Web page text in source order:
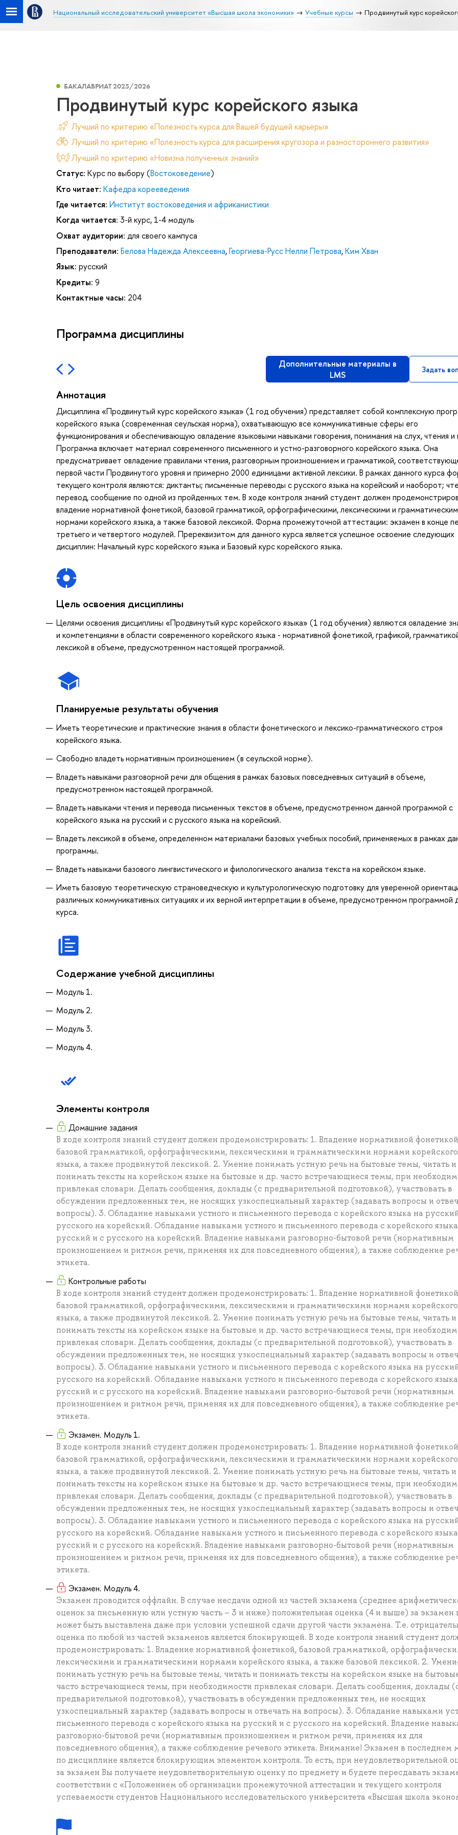
Национальный исследовательский университет «Высшая школа экономики» Учебные курсы Продвинутый курс
БАКАЛАВРИАТ 2025/2026
Продвинутый курс корейского языка
Лучший по критерию «Полезность курса для Вашей будущей карьеры»
Лучший по критерию «Полезность курса для расширения кругозора и разностороннего развития»
Лучший по критерию «Новизна полученных знаний»
Статус: Курс по выбору (Востоковедение)
Кто читает: Кафедра корееведения
Где читается: Институт востоковедения и африканистики
Когда читается: 3-й курс, 1-4 модуль
Охват аудитории: для своего кампуса
Преподаватели: Белова Надежда Алексеевна,Георгиева-Русс Нелли Петрова,Ким Хван
Язык: русский
Кредиты: 9
Контактные часы: 204
Программа дисциплины
Дополнительные материалы в
LMS
Задать
Аннотация
Дисциплина «Продвинутый курс корейского языка» (1 год обучения) представляет собой комплексную
корейского языка (современная сеульская норма), охватывающую все коммуникативные сферы его
функционирования и обеспечивающую овладение языковыми навыками говорения, понимания на слух, чтения и
Программа включает материал современного письменного и устно-разговорного корейского языка. Она
предусматривает овладение правилами чтения, разговорным произношением и грамматикой,
первой части Продвинутого уровня и примерно 2000 единицами активной лексики. В рамках данного курса
текущего контроля являются: диктанты; письменные переводы с русского языка на корейский и наоборот;
перевод, сообщение по одной из пройденных тем. В ходе контроля знаний студент должен
владение нормативной фонетикой, базовой грамматикой, орфографическими, лексическими и
нормами корейского языка, а также базовой лексикой. Форма промежуточной аттестации: экзамен в конце
третьего и четвертого модулей. Пререквизитом для данного курса является успешное освоение следующих
дисциплин: Начальный курс корейского языка и Базовый курс корейского языка.
Цель освоения дисциплины
Целями освоения дисциплины «Продвинутый курс корейского языка» (1 год обучения) являются овладение
и компетенциями в области современного корейского языка - нормативной фонетикой, графикой,
лексикой в объеме, предусмотренном настоящей программой.
Планируемые результаты обучения
Иметь теоретические и практические знания в области фонетического и лексико-грамматического строя
корейского языка.
Свободно владеть нормативным произношением (в сеульской норме).
Владеть навыками разговорной речи для общения в рамках базовых повседневных ситуаций в объеме,
предусмотренном настоящей программой.
Владеть навыками чтения и перевода письменных текстов в объеме, предусмотренном данной программой с
корейского языка на русский и с русского языка на корейский.
Владеть лексикой в объеме, определенном материалами базовых учебных пособий, применяемых в рамках
программы.
Владеть навыками базового лингвистического и филологического анализа текста на корейском языке.
Иметь базовую теоретическую страноведческую и культурологическую подготовку для уверенной
различных коммуникативных ситуациях и их верной интерпретации в объеме, предусмотренном программой
курса.
Содержание учебной дисциплины
Модуль 1.
Модуль 2.
Модуль 3.
Модуль 4.
Элементы контроля
Домашние задания
В ходе контроля знаний студент должен продемонстрировать: 1. Владение нормативной
базовой грамматикой, орфографическими, лексическими и грамматическими нормами корейского
языка, а также продвинутой лексикой. 2. Умение понимать устную речь на бытовые темы, читать и
понимать тексты на корейском языке на бытовые и др. часто встречающиеся темы, при
привлекая словари. Делать сообщения, доклады (с предварительной подготовкой), участвовать в
обсуждении предложенных тем, не носящих узкоспециальный характер (задавать вопросы и
вопросы). 3. Обладание навыками устного и письменного перевода с корейского языка на
русского на корейский. Обладание навыками устного и письменного перевода с корейского
русский и с русского на корейский. Владение навыками разговорно-бытовой речи (нормативным
произношением и ритмом речи, применяя их для повседневного общения), а также соблюдение
этикета.
Контрольные работы
В ходе контроля знаний студент должен продемонстрировать: 1. Владение нормативной
базовой грамматикой, орфографическими, лексическими и грамматическими нормами корейского
языка, а также продвинутой лексикой. 2. Умение понимать устную речь на бытовые темы, читать и
понимать тексты на корейском языке на бытовые и др. часто встречающиеся темы, при
привлекая словари. Делать сообщения, доклады (с предварительной подготовкой), участвовать в
обсуждении предложенных тем, не носящих узкоспециальный характер (задавать вопросы и
вопросы). 3. Обладание навыками устного и письменного перевода с корейского языка на
русского на корейский. Обладание навыками устного и письменного перевода с корейского
русский и с русского на корейский. Владение навыками разговорно-бытовой речи (нормативным
произношением и ритмом речи, применяя их для повседневного общения), а также соблюдение
этикета.
Экзамен. Модуль 1.
В ходе контроля знаний студент должен продемонстрировать: 1. Владение нормативной
базовой грамматикой, орфографическими, лексическими и грамматическими нормами корейского
языка, а также продвинутой лексикой. 2. Умение понимать устную речь на бытовые темы, читать и
понимать тексты на корейском языке на бытовые и др. часто встречающиеся темы, при
привлекая словари. Делать сообщения, доклады (с предварительной подготовкой), участвовать в
обсуждении предложенных тем, не носящих узкоспециальный характер (задавать вопросы и
вопросы). 3. Обладание навыками устного и письменного перевода с корейского языка на
русского на корейский. Обладание навыками устного и письменного перевода с корейского
русский и с русского на корейский. Владение навыками разговорно-бытовой речи (нормативным
произношением и ритмом речи, применяя их для повседневного общения), а также соблюдение
этикета.
Экзамен. Модуль 4.
Экзамен проводится оффлайн. В случае несдачи одной из частей экзамена (среднее
оценок за письменную или устную часть – 3 и ниже) положительная оценка (4 и выше) за экзамен
может быть выставлена даже при условии успешной сдачи другой части экзамена. Т.е.
оценка по любой из частей экзаменов является блокирующей. В ходе контроля знаний студент
продемонстрировать: 1. Владение нормативной фонетикой, базовой грамматикой,
лексическими и грамматическими нормами корейского языка, а также базовой лексикой. 2.
понимать устную речь на бытовые темы, читать и понимать тексты на корейском языке на
часто встречающиеся темы, при необходимости привлекая словари. Делать сообщения, доклады
предварительной подготовкой), участвовать в обсуждении предложенных тем, не носящих
узкоспециальный характер (задавать вопросы и отвечать на вопросы). 3. Обладание навыками
письменного перевода с корейского языка на русский и с русского на корейский. Владение
разговорно-бытовой речи (нормативным произношением и ритмом речи, применяя их для
повседневного общения), а также соблюдение речевого этикета. Внимание! Экзамен в последнем
по дисциплине является блокирующим элементом контроля. То есть, при неудовлетворительной
за экзамен Вы получаете неудовлетворительную оценку по предмету и будете пересдавать
соответствии с «Положением об организации промежуточной аттестации и текущего контроля
успеваемости студентов Национального исследовательского университета «Высшая школа